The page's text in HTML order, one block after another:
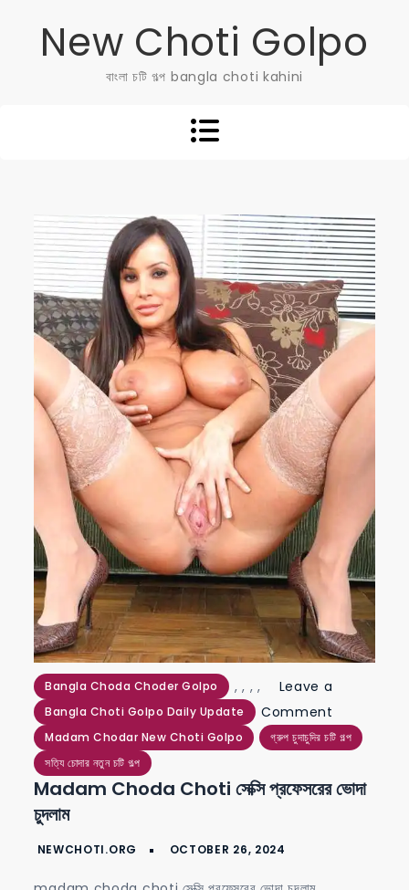
New Choti Golpo
বাংলা চটি গল্প bangla choti kahini
Bangla Choda Choder Golpo ,
Bangla Choti Golpo Daily Update
,
Madam Chodar New Choti Golpo
,
গ্রুপ চুদাচুদির চটি গল্প
,
সত্যি চোদার নতুন চটি গল্প
Leave a
Comment
madam
choti
Madam Choda Choti সেক্সি প্রফেসরের ভোদা
চুদলাম